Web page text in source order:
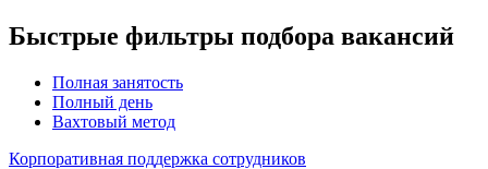
Быстрые фильтры подбора вакансий
Полная занятость
Полный день
Вахтовый метод
Корпоративная поддержка сотрудников